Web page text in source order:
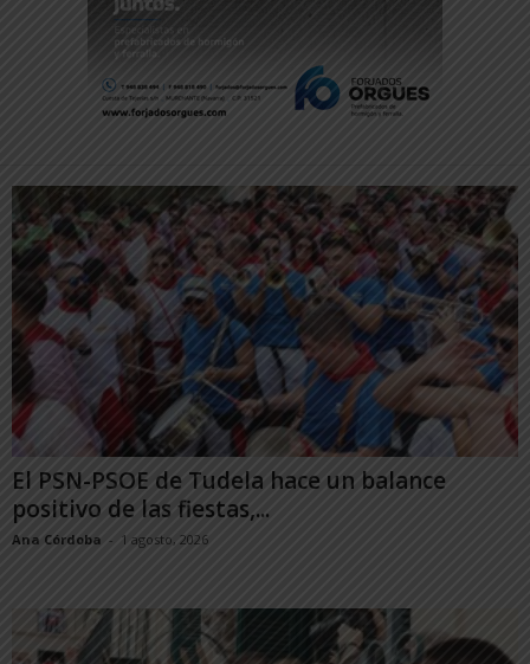
El PSN-PSOE de Tudela hace un balance
positivo de las fiestas,...
Ana Córdoba - 1 agosto, 2026